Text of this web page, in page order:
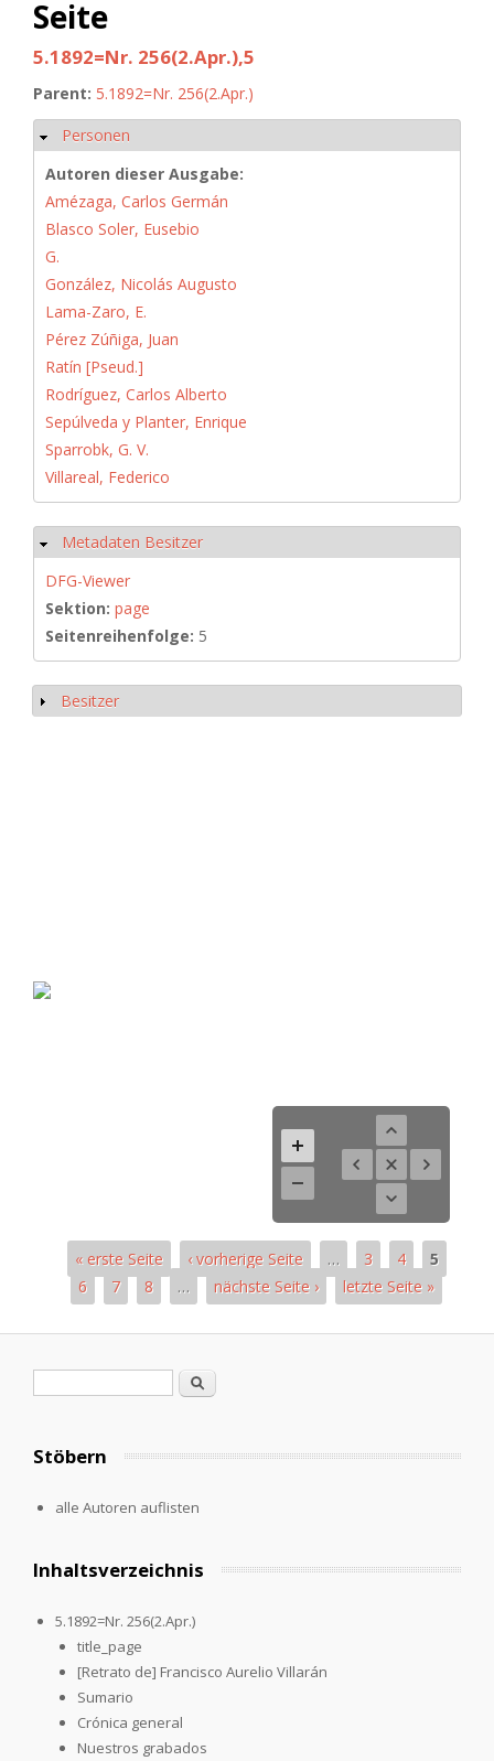
Seite
5.1892=Nr. 256(2.Apr.),5
Parent: 5.1892=Nr. 256(2.Apr.)
Hide
Personen
Autoren dieser Ausgabe:
Amézaga, Carlos Germán
Blasco Soler, Eusebio
G.
González, Nicolás Augusto
Lama-Zaro, E.
Pérez Zúñiga, Juan
Ratín [Pseud.]
Rodríguez, Carlos Alberto
Sepúlveda y Planter, Enrique
Sparrobk, G. V.
Villareal, Federico
Hide
Metadaten Besitzer
DFG-Viewer
Sektion: page
Seitenreihenfolge: 5
Show
Besitzer
« erste Seite ‹ vorherige Seite … 3 4
5
6
7 8 … nächste Seite › letzte Seite »
Search
Stöbern
alle Autoren auflisten
Inhaltsverzeichnis
5.1892=Nr. 256(2.Apr.)
title_page
[Retrato de] Francisco Aurelio Villarán
Sumario
Crónica general
Nuestros grabados